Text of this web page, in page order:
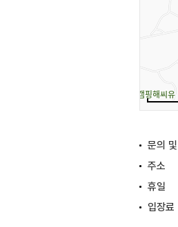
문의
주소
휴일
입장료